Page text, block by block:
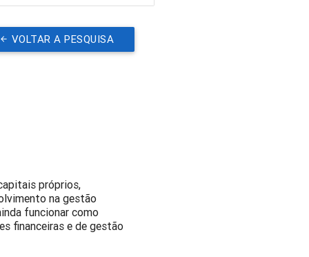
próprios,
na gestão
funcionar como
financeiras e de gestão
VOLTAR A PESQUISA